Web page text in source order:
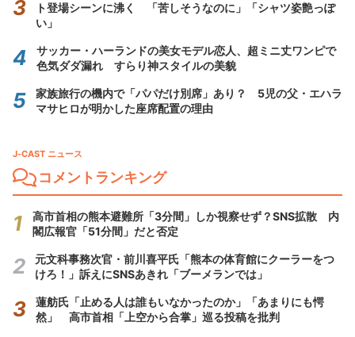
ト登場シーンに沸く 「苦しそうなのに」「シャツ姿艶っぽ
い」
サッカー・ハーランドの美女モデル恋人、超ミニ丈ワンピで
色気ダダ漏れ すらり神スタイルの美貌
家族旅行の機内で「パパだけ別席」あり？ 5児の父・エハラ
マサヒロが明かした座席配置の理由
J-CAST ニュース
コメントランキング
高市首相の熊本避難所「3分間」しか視察せず？SNS拡散 内
閣広報官「51分間」だと否定
元文科事務次官・前川喜平氏「熊本の体育館にクーラーをつ
けろ！」訴えにSNSあきれ「ブーメランでは」
蓮舫氏「止める人は誰もいなかったのか」「あまりにも愕
然」 高市首相「上空から合掌」巡る投稿を批判